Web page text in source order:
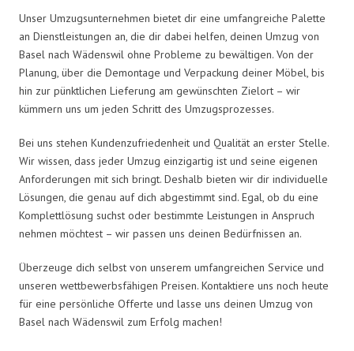
Unser Umzugsunternehmen bietet dir eine umfangreiche Palette
an Dienstleistungen an, die dir dabei helfen, deinen Umzug von
Basel nach Wädenswil ohne Probleme zu bewältigen. Von der
Planung, über die Demontage und Verpackung deiner Möbel, bis
hin zur pünktlichen Lieferung am gewünschten Zielort – wir
kümmern uns um jeden Schritt des Umzugsprozesses.
Bei uns stehen Kundenzufriedenheit und Qualität an erster Stelle.
Wir wissen, dass jeder Umzug einzigartig ist und seine eigenen
Anforderungen mit sich bringt. Deshalb bieten wir dir individuelle
Lösungen, die genau auf dich abgestimmt sind. Egal, ob du eine
Komplettlösung suchst oder bestimmte Leistungen in Anspruch
nehmen möchtest – wir passen uns deinen Bedürfnissen an.
Überzeuge dich selbst von unserem umfangreichen Service und
unseren wettbewerbsfähigen Preisen. Kontaktiere uns noch heute
für eine persönliche Offerte und lasse uns deinen Umzug von
Basel nach Wädenswil zum Erfolg machen!